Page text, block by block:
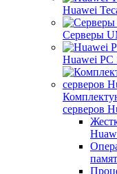
Huawei
Серверы
Huawei PC
серверов